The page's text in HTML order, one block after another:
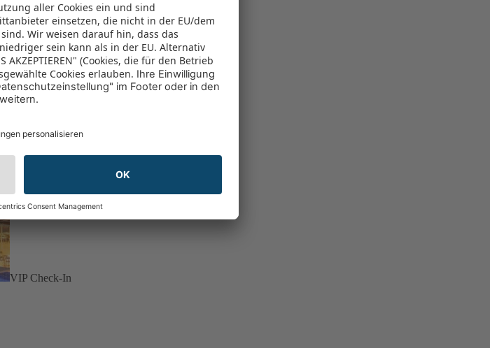
VIP Check-In